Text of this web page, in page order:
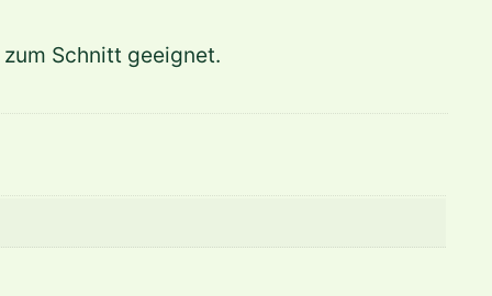
Schnitt geeignet.